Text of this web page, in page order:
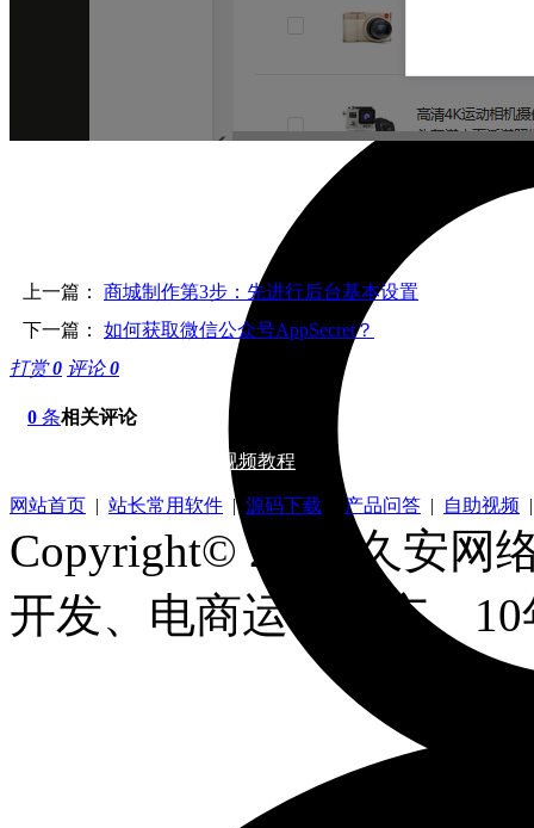
联系我们
上一篇： 商城制作第3步：先进行后台基本设置
下一篇： 如何获取微信公众号AppSecret？
打赏0 评论0
0 条相关评论
视频教程
网站首页 | 站长常用软件 | 源码下载 产品问答 | 自助视频
Copyright© 2026 久安网
开发、电商运营推广、